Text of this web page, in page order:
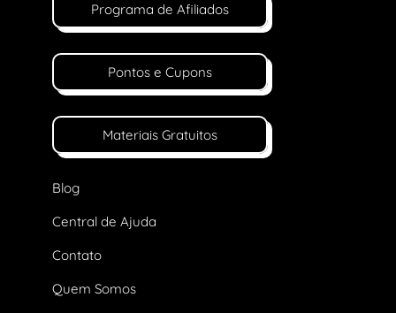
Programa de Afiliados
Pontos e Cupons
Materiais Gratuitos
Blog
Central de Ajuda
Contato
Quem Somos